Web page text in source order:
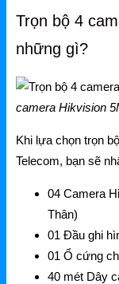
Trọn bộ 4
những gì?
camera Hikvision
Khi lựa chọn trọn
Telecom, bạn sẽ
04 Camera
Thân)
01 Đầu ghi
01 Ổ cứng
40 mét Dây